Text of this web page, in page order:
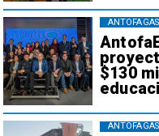
$130